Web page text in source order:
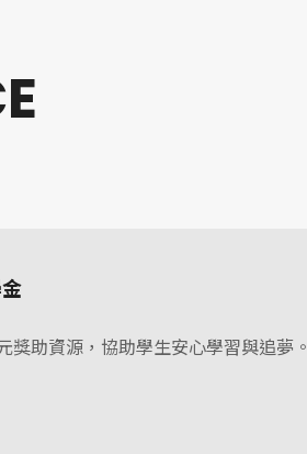
獎助資源，協助學生安心學習與追夢。